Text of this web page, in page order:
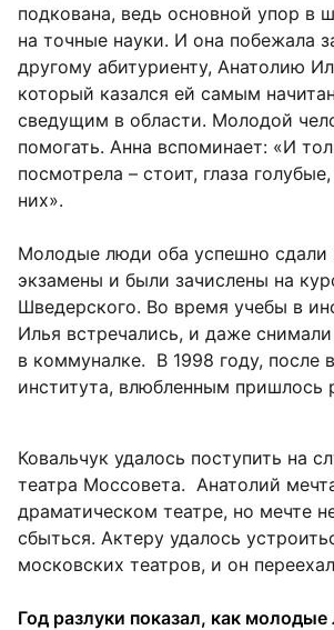
подкована, ведь основной упор в
на точные науки. И она побежала
другому абитуриенту, Анатолию
который казался ей самым
сведущим в области. Молодой
помогать. Анна вспоминает: «И
посмотрела – стоит, глаза
них».
Молодые люди оба успешно сдали
экзамены и были зачислены на
Шведерского. Во время учебы в
Илья встречались, и даже
в коммуналке. В 1998 году, после
института, влюбленным пришлось
Ковальчук удалось поступить на
театра Моссовета. Анатолий
драматическом театре, но мечте
сбыться. Актеру удалось
московских театров, и он
Год разлуки показал, как